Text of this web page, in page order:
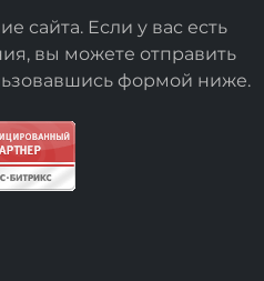
сайта. Если у вас есть
вы можете отправить
формой